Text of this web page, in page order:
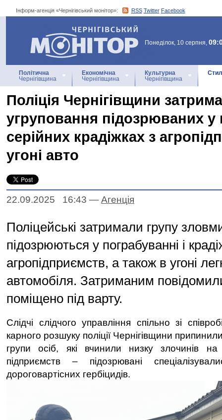
Інформ-агенція «Чернігівський монітор»: RSS Twitter Facebook
Інформ-агенція
«Чернігівський монітор»
Понеділок, 10 серпня,
Політична
Чернігівщина
Економічна
Чернігівщина
Культурна
Чернігівщина
Поліція Чернігівщини
угруповання підозрюваних у
серійних крадіжках з
угоні авто
22.09.2025 16:43 — Агенцiя
Поліцейські затримали групу
підозрюються у пограбуванні і
агропідприємств, а також в угоні
автомобіля. Затриманим
поміщено під варту.
Слідчі слідчого управління спільно зі
карного розшуку поліції Чернігівщини
групи осіб, які вчинили низку злочинів на
підприємств – підозрювані
дороговартісних гербіцидів.